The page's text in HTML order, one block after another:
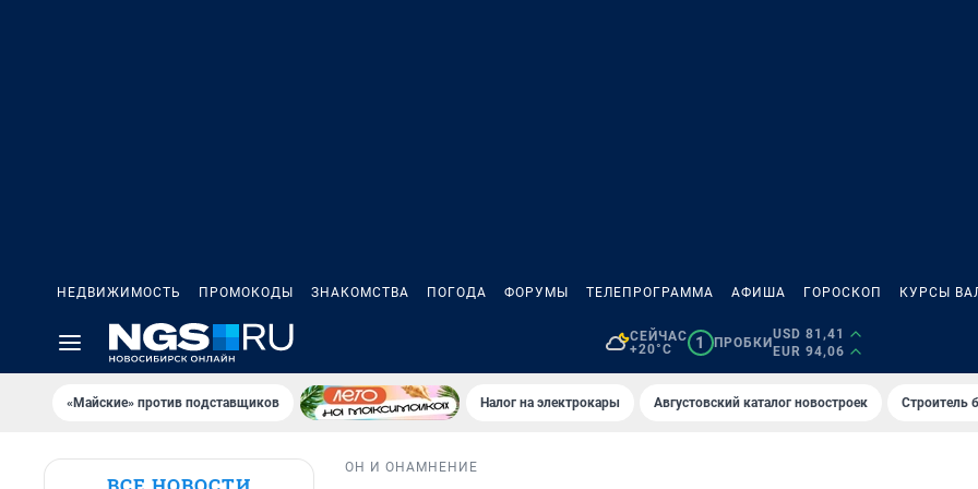
НЕДВИЖИМОСТЬ ПРОМОКОДЫ ЗНАКОМСТВА ПОГОДА ФОРУМЫ ТЕЛЕПРОГРАММА АФИША ГОРОСКОП КУРСЫ
СЕЙЧАС
+20°C
1 ПРОБКИ
USD 81,41
EUR 94,06
«Майские» против подставщиков Налог на электрокары Августовский каталог новостроек Строитель
ОН И ОНА МНЕНИЕ